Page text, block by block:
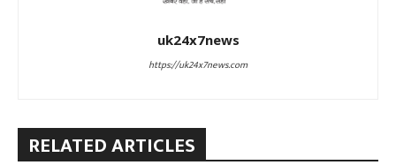
uk24x7news
https://uk24x7news.com
RELATED ARTICLES